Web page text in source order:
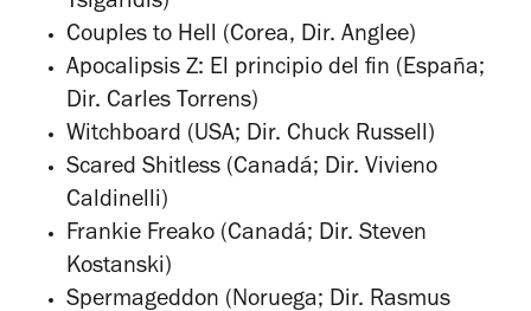
Couples to Hell (Corea, Dir. Anglee)
Apocalipsis Z: El principio del fin (España;
Dir. Carles Torrens)
Witchboard (USA; Dir. Chuck Russell)
Scared Shitless (Canadá; Dir. Vivieno
Caldinelli)
Frankie Freako (Canadá; Dir. Steven
Kostanski)
Spermageddon (Noruega; Dir. Rasmus